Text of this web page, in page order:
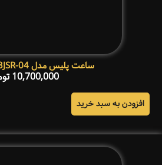
ساعت پلیس مدل NBPL14383JSR-04
10,700,000
افزودن به سبد خرید